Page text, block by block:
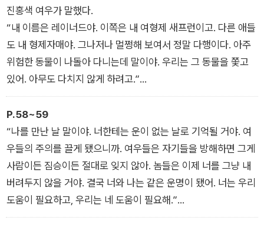
‘허센트’, 허센트의 뱃속에서 무럭무럭 자라고 있는 새끼 늑대
들……. ‘수줍음 많고 모든 면에서 느린 아이’ 사일러스는 이토록
낯설고 거친 세계에서 무사히 살아남아, 늑대들의 대변자 ‘울프스
텅’으로 거듭날 수 있을까?
진홍색 여우가 말했다.
“내 이름은 레이너드야. 이쪽은 내 여형제 새프런이고. 다른 애들
도 내 형제자매야. 그나저나 멀쩡해 보여서 정말 다행이다. 아주
위험한 동물이 나돌아 다니는데 말이야. 우리는 그 동물을 쫓고
있어. 아무도 다치지 않게 하려고.”
진홍색 여우의 눈은 커다랗고 황금빛이었다. 목소리는 다정하고
차분했다. 한마디로 믿음직한 목소리였다.
“우리가 찾는 동물을 네가 봤지 싶어. 네가 우리를 도와줄 것만
같구나.”
레이너드가 말했다.
P.58~59
“나를 만난 날 말이야. 너한테는 운이 없는 날로 기억될 거야. 여
우들의 주의를 끌게 됐으니까. 여우들은 자기들을 방해하면 그게
사람이든 짐승이든 절대로 잊지 않아. 놈들은 이제 너를 그냥 내
버려두지 않을 거야. 결국 너와 나는 같은 운명이 됐어. 너는 우리
도움이 필요하고, 우리는 네 도움이 필요해.”
굴속으로 들어가자 허센트가 고개를 들고 친근하게 으르렁거렸